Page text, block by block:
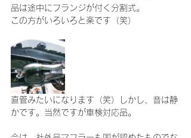
品は途中にフランジが付く分割式。
この方がいろいろと楽です（笑）
直管みたいになります（笑）しかし、音は静
かです。当然ですが車検対応品。